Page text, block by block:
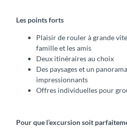
Les points forts
Plaisir de rouler à grande
famille et les amis
Deux itinéraires au choix
Des paysages et un
impressionnants
Offres individuelles pour
Pour que l’excursion soit